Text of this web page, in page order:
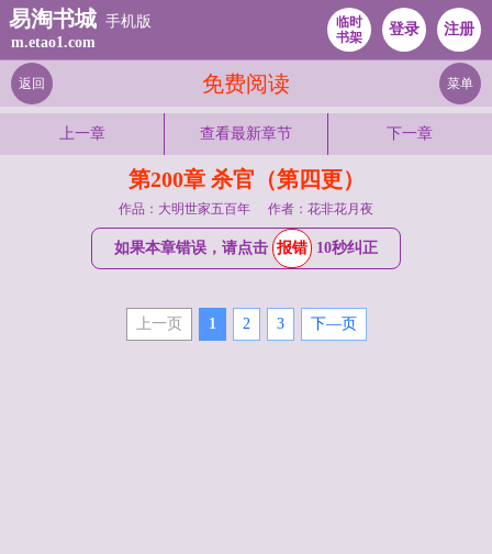
易淘书城 手机版
m.etao1.com
临时
书架
登录 注册
免费阅读
返回 菜单
上一章 查看最新章节 下一章
第200章 杀官（第四更）
作品：大明世家五百年 作者：花非花月夜
如果本章错误，请点击 报错 10秒纠正
上一页 1 2 3 下—页